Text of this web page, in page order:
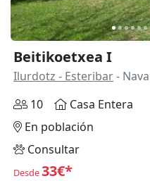
Beitikoetxea I
Ilurdotz - Esteribar-
10
Casa Entera
En población
Consultar
Desde33€*